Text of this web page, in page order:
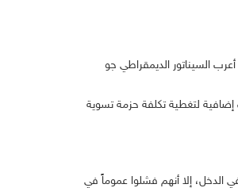
السيناتور الديمقراطي جو
حاجة إلى إجراءات ضريبية وإيرادات إضافية لتغطية تكلفة حزمة تسوية
الدخل، إلا أنهم فشلوا عموماً في